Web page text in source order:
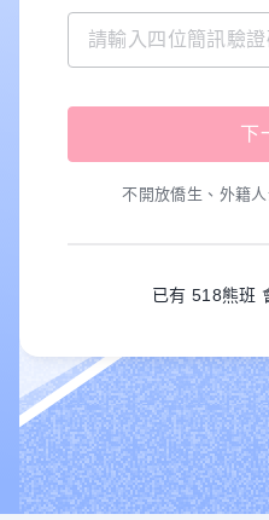
不開放僑生、外籍
已有 518熊班